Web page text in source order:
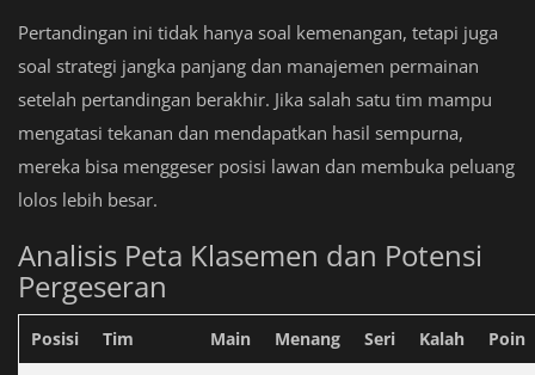
Pertandingan ini tidak hanya soal kemenangan, tetapi juga
soal strategi jangka panjang dan manajemen permainan
setelah pertandingan berakhir. Jika salah satu tim mampu
mengatasi tekanan dan mendapatkan hasil sempurna,
mereka bisa menggeser posisi lawan dan membuka peluang
lolos lebih besar.
Analisis Peta Klasemen dan Potensi
Pergeseran
Posisi Tim Main Menang Seri Kalah Poin